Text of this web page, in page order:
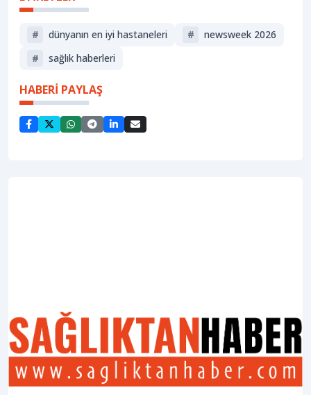
# dünyanın en iyi hastaneleri #
newsweek 2026
#
sağlık haberleri
HABERİ PAYLAŞ